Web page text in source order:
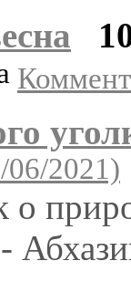
2021)
о